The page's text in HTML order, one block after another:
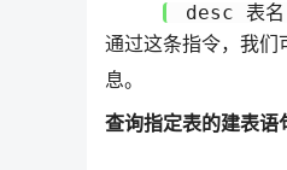
通过这条指令，我们
息。
查询指定表的建表语